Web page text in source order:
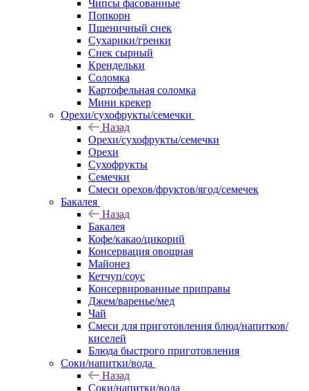
Чипсы фасованные
Попкорн
Пшеничный снек
Сухарики/гренки
Снек сырный
Крендельки
Соломка
Картофельная соломка
Мини крекер
Орехи/сухофрукты/семечки
Назад
Орехи/сухофрукты/семечки
Орехи
Сухофрукты
Семечки
Смеси орехов/фруктов/ягод/семечек
Бакалея
Назад
Бакалея
Кофе/какао/цикорий
Консервация овощная
Майонез
Кетчуп/соус
Консервированные приправы
Джем/варенье/мед
Чай
Смеси для приготовления блюд/напитков/
киселей
Блюда быстрого приготовления
Соки/напитки/вода
Назад
Соки/напитки/вода